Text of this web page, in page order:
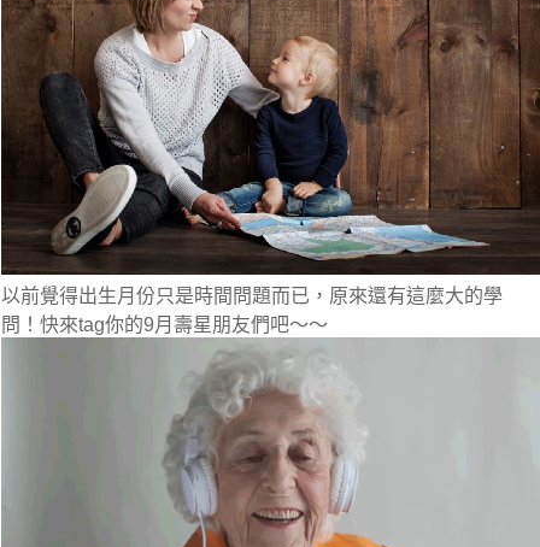
以前覺得出生月份只是時間問題而已，原來還有這麼大的學
問！快來tag你的9月壽星朋友們吧～～